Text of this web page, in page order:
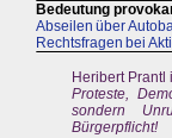
Bedeutung
Abseilen über
Rechtsfragen bei
Heribert Prantl
Proteste,
sondern
Bürgerpflicht!